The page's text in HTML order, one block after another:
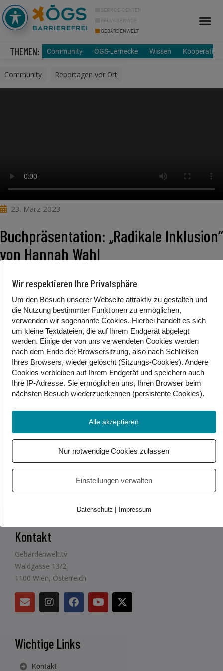
SERVICE-CENTER
RELAY-SERVICE
GEBÄRDENWELT
THEMEN: Community ÖGS-Lernecke Wissen
Community Reportagen vor Ort
23. März 2023
Buchpräsentation: „Radikale Inklusion“
von Hannah Wahl
In ihrem neuen Buch „Radikale Inklusion“
fordert Autorin Hannah Wahl grundlegende
Veränderungen beim Thema Inklusion. Wir
waren bei der Präsentation in der Wiener
Hauptbücherei mitdabei und haben mit ihr
darüber gesprochen.
Foto/Video Credits: Gebärdenwelt.tv
Beitrag teilen
Kontakt
Gebärdenwelt.tv
Waldgasse 13/2
1100 Wien, Österreich
Wichtige Links
Kontakt
Wir respektieren Ihre Privatsphäre
Um den Besuch unserer Webseite attraktiv zu gestalten und
die Nutzung bestimmter Funktionen zu ermöglichen,
verwenden wir sogenannte Cookies. Hierbei handelt es sich
um kleine Textdateien, die auf Ihrem Endgerät abgelegt
werden. Einige der von uns verwendeten Cookies werden
nach dem Ende der Browsersitzung, also nach Schließen
Ihres Browsers, wieder gelöscht (Sitzungs-Cookies). Andere
Cookies verbleiben auf Ihrem Endgerät und speichern auch
Ihre IP-Adresse. Sie ermöglichen uns, Ihren Browser beim
nächsten Besuch wiederzuerkennen (persistente Cookies).
Alle akzeptieren
Nur notwendige Cookies zulassen
Einstellungen verwalten
Datenschutz | Impressum